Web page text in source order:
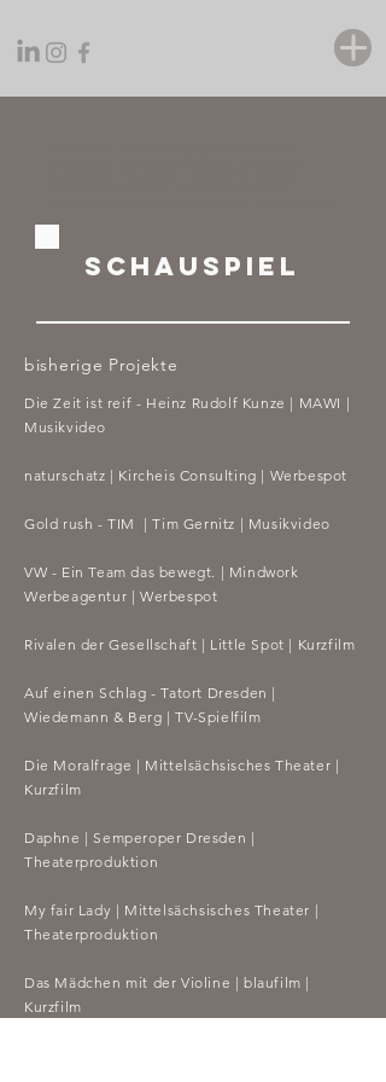
sCHAUSPIEL
bisherige Projekte
Die Zeit ist reif - Heinz Rudolf Kunze | MAWI |
Musikvideo
naturschatz | Kircheis Consulting | Werbespot
Gold rush - TIM | Tim Gernitz | Musikvideo
VW - Ein Team das bewegt. | Mindwork
Werbeagentur | Werbespot
Rivalen der Gesellschaft | Little Spot | Kurzfilm
Auf einen Schlag - Tatort Dresden |
Wiedemann & Berg | TV-Spielfilm
Die Moralfrage | Mittelsächsisches Theater |
Kurzfilm
Daphne | Semperoper Dresden |
Theaterproduktion
My fair Lady | Mittelsächsisches Theater |
Theaterproduktion
Das Mädchen mit der Violine | blaufilm |
Kurzfilm